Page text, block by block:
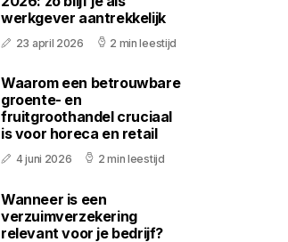
werkgever aantrekkelijk
23 april 2026 2 min leestijd
Waarom een betrouwbare
groente- en
fruitgroothandel cruciaal
is voor horeca en retail
4 juni 2026 2 min leestijd
Wanneer is een
verzuimverzekering
relevant voor je bedrijf?